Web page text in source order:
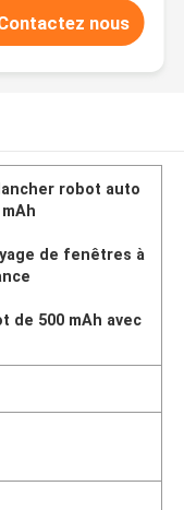
nous
robot auto
de fenêtres à
de 500 mAh avec